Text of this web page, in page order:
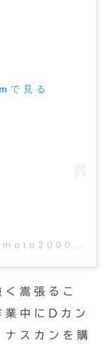
見る
嵩張るこ
業中にDカン
スカンを購